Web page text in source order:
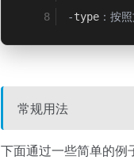
-type ：按
常规用法
下面通过一些简单的例